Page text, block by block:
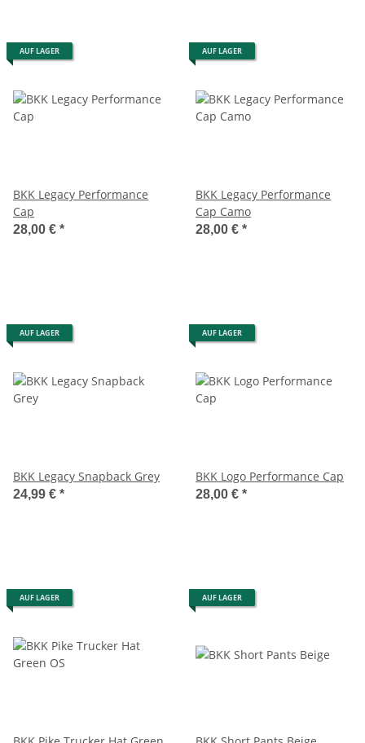
AUF LAGER
BKK Legacy Performance
Cap
28,00 € *
AUF LAGER
BKK Legacy Performance
Cap Camo
28,00 € *
AUF LAGER
BKK Legacy Snapback Grey
24,99 € *
AUF LAGER
BKK Logo Performance Cap
28,00 € *
AUF LAGER AUF LAGER